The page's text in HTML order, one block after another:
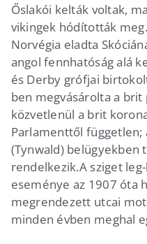
Őslakói kelták voltak,
vikingek hódították
Norvégia eladta
angol fennhatóság alá
és Derby grófjai
ben megvásárolta a
közvetlenül a brit
Parlamenttől független;
(Tynwald) belügyekben
rendelkezik.A sziget
eseménye az 1907 óta
megrendezett utcai
minden évben meghal